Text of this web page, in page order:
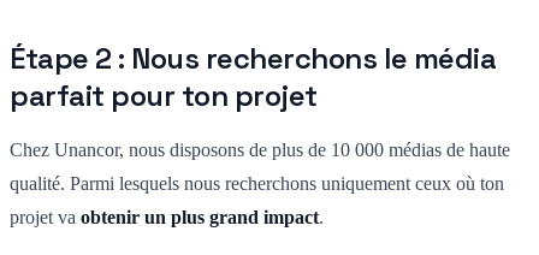
Étape 2 : Nous recherchons le média
parfait pour ton projet
Chez Unancor, nous disposons de plus de 10 000 médias de haute
qualité. Parmi lesquels nous recherchons uniquement ceux où ton
projet va obtenir un plus grand impact.